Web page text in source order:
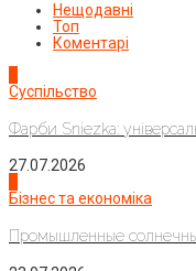
Нещодавні
Топ
Коментарі
Суспільство
Фарби Sniezka:
27.07.2026
Бізнес та економіка
Промышленные